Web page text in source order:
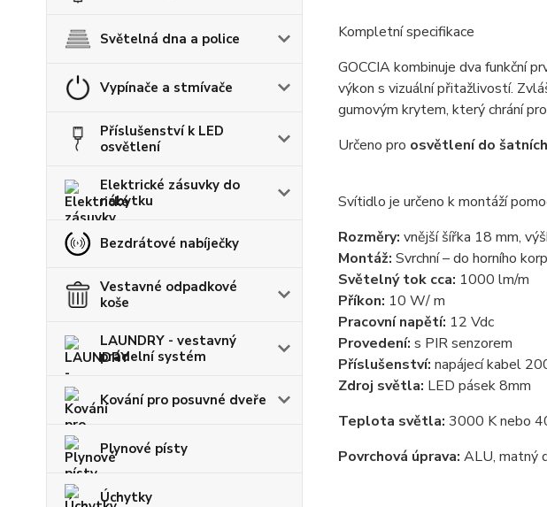
Světelná dna a police
Vypínače a stmívače
Příslušenství k LED
osvětlení
Elektrické zásuvky do
nábytku
Bezdrátové nabíječky
Vestavné odpadkové
koše
LAUNDRY - vestavný
prádelní systém
Kování pro posuvné dveře
Plynové písty
Úchytky
Kompletní specifikace
GOCCIA kombinuje dva funkční
výkon s vizuální přitažlivostí.
gumovým krytem, který chrání
Určeno pro osvětlení do
Svítidlo je určeno k montáží
Rozměry: vnější šířka 18 mm,
Montáž: Svrchní – do horního
Světelný tok cca: 1000 lm/m
Příkon: 10 W/ m
Pracovní napětí: 12 Vdc
Provedení: s PIR senzorem
Příslušenství: napájecí kabel
Zdroj světla: LED pásek 8mm
Teplota světla: 3000 K nebo
Povrchová úprava: ALU, matný